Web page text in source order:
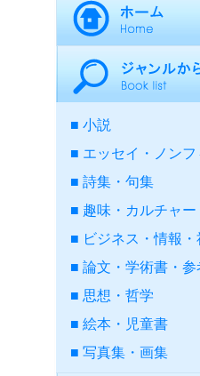
小説
エッセイ・ノン
詩集・句集
趣味・カルチャー
ビジネス・情報・
論文・学術書・参
思想・哲学
絵本・児童書
写真集・画集